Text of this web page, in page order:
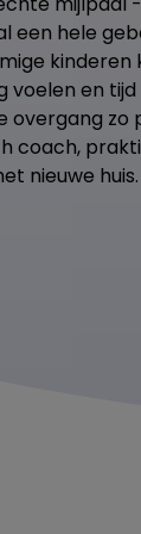
een hele
kinderen
voelen en
overgang
coach,
nieuwe huis.